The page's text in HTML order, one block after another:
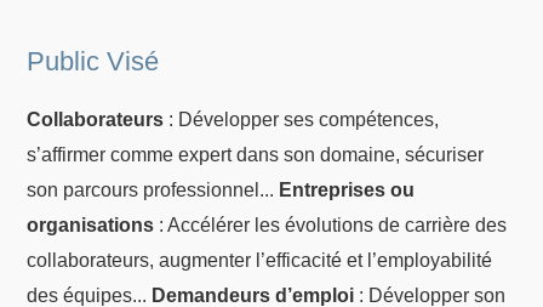
Public Visé
Collaborateurs : Développer ses compétences,
s’affirmer comme expert dans son domaine, sécuriser
son parcours professionnel... Entreprises ou
organisations : Accélérer les évolutions de carrière des
collaborateurs, augmenter l’efficacité et l’employabilité
des équipes... Demandeurs d’emploi : Développer son